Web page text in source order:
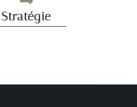
Stratégie